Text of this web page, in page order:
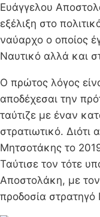
Ευάγγελου
εξέλιξη στο
ναύαρχο ο οποίος
Ναυτικό αλλά και
Ο πρώτος λόγος
αποδέχεσαι την
ταύτιζε με έναν
στρατιωτικό.
Μητσοτάκης το
Ταύτισε τον τότε
Αποστολάκη, με
προδοσία στρατηγό